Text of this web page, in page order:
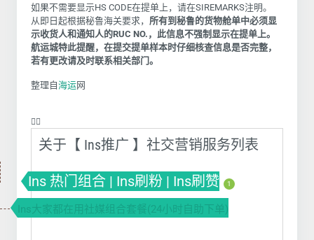
如果不需要显示HS CODE在提单上，请在SIREMARKS注明。
从即日起根据秘鲁海关要求， 所有到秘鲁的货物舱单中必须显
示收货人和通知人的RUC NO.，此信息不强制显示在提单上。
航运城特此提醒，在提交提单样本时仔细核查信息是否完整，
若有更改请及时联系相关部门。
整理自海运网
❤️‍🔥
关于【 Ins推广 】社交营销服务列表
Ins 热门组合 | Ins刷粉 | Ins刷赞 1
Ins大家都在用社媒组合套餐(24小时自助下单)